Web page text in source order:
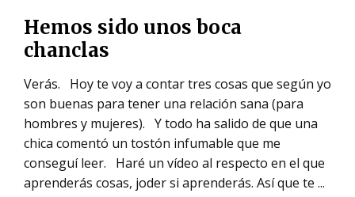
Hemos sido unos boca
chanclas
Verás.
Hoy te voy a contar tres cosas que según yo
son buenas para tener una relación sana (para
hombres y mujeres). Y todo ha salido de que una
chica comentó un tostón infumable que me
conseguí leer.
Haré un vídeo al respecto en el que
aprenderás cosas, joder si aprenderás. Así que te ...